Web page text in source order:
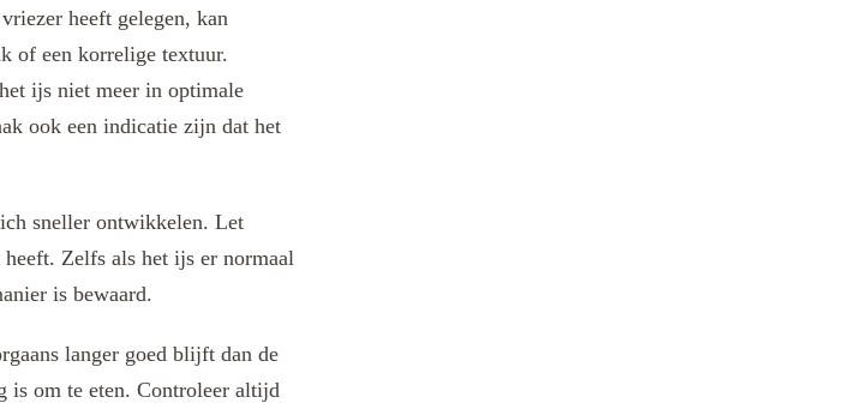
heeft gelegen, kan
of een korrelige textuur.
ijs niet meer in optimale
ook een indicatie zijn dat het
sneller ontwikkelen. Let
Zelfs als het ijs er normaal
is bewaard.
langer goed blijft dan de
is om te eten. Controleer altijd